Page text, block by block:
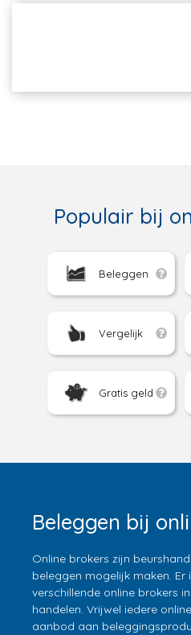
Populair bij
Beleggen
Vergelijk
Gratis geld
Beleggen bij
Online brokers zijn
beleggen mogelijk maken.
verschillende online brokers
handelen. Vrijwel iedere
aanbod aan